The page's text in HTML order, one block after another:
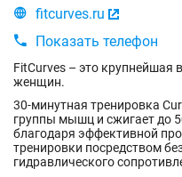
 fitcurves.ru 

Показать телефон
FitCurves – это крупнейшая
женщин.
30-минутная тренировка
группы мышц и сжигает до
благодаря эффективной
тренировки посредством
гидравлического